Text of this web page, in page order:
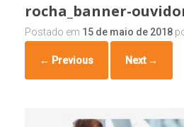
rocha_banner-
Postado em 15 de maio de 2018
← Previous Next →